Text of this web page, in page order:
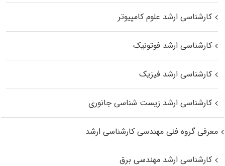
کارشناسی ارشد علوم کامپیوتر
کارشناسی ارشد فوتونیک
کارشناسی ارشد فیزیک
کارشناسی ارشد زیست‌ شناسی جانوری
معرفی گروه فنی مهندسی کارشناسی ارشد
کارشناسی ارشد مهندسی برق